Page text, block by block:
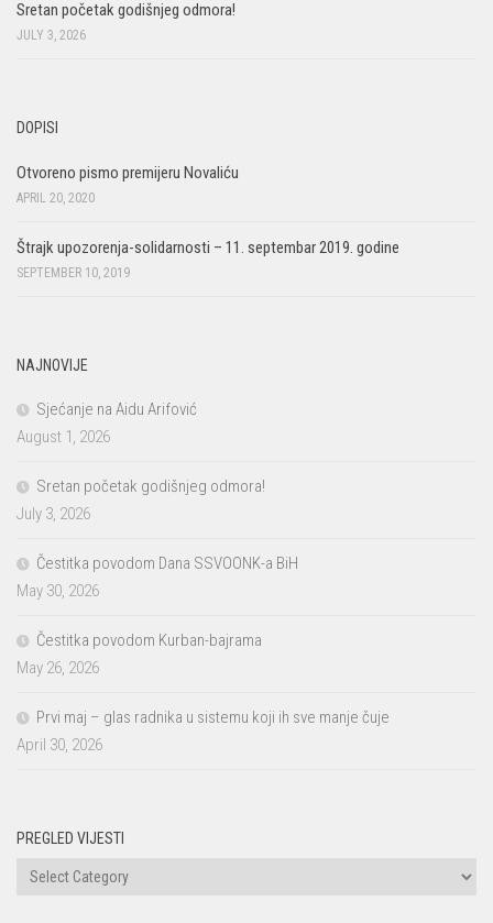
Sretan početak godišnjeg odmora!
JULY 3, 2026
DOPISI
Otvoreno pismo premijeru Novaliću
APRIL 20, 2020
Štrajk upozorenja-solidarnosti – 11. septembar 2019. godine
SEPTEMBER 10, 2019
NAJNOVIJE
Sjećanje na Aidu Arifović
August 1, 2026
Sretan početak godišnjeg odmora!
July 3, 2026
Čestitka povodom Dana SSVOONK-a BiH
May 30, 2026
Čestitka povodom Kurban-bajrama
May 26, 2026
Prvi maj – glas radnika u sistemu koji ih sve manje čuje
April 30, 2026
PREGLED VIJESTI
PREGLED